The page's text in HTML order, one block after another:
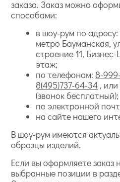
заказа. Заказ можно
способами:
в шоу-рум по
метро Бауманская,
строение 11,
этаж;
по телефонам: 8-
8(495)737-64-34 , или
(звонок бесплатный);
по электронной
на сайте нашего
В шоу-рум имеются
образцы изделий.
Если вы оформляете заказ
выбранные позиции в